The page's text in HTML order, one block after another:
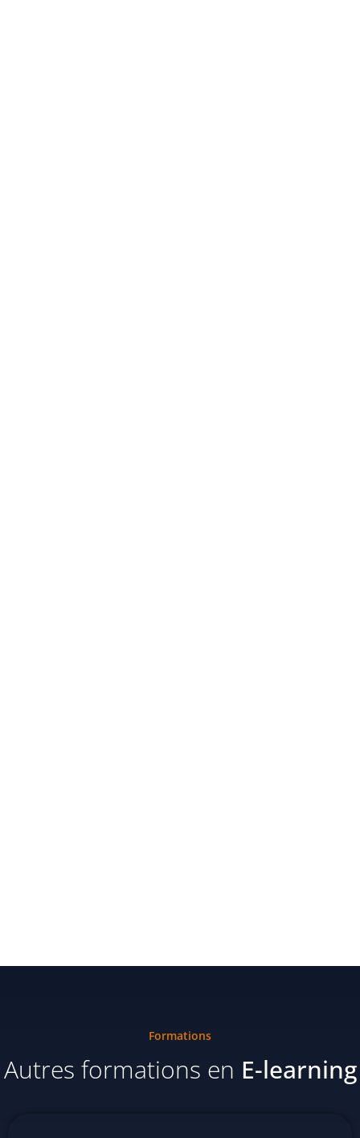
Formations
Autres formations en E-learning